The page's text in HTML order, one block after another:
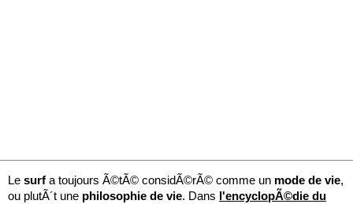
Le surf a toujours Ã©tÃ© considÃ©rÃ© comme un mode de vie,
ou plutÃ´t une philosophie de vie. Dans l'encyclopÃ©die du